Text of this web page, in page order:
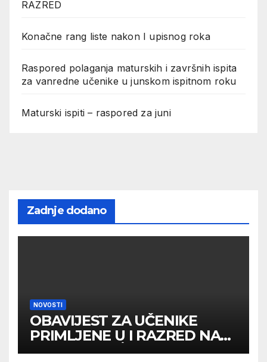
RAZRED
Konačne rang liste nakon I upisnog roka
Raspored polaganja maturskih i završnih ispita
za vanredne učenike u junskom ispitnom roku
Maturski ispiti – raspored za juni
Zadnje dodano
NOVOSTI
OBAVIJEST ZA UČENIKE
PRIMLJENE U I RAZRED NA
DRUGOM UPİSNOM ROKU